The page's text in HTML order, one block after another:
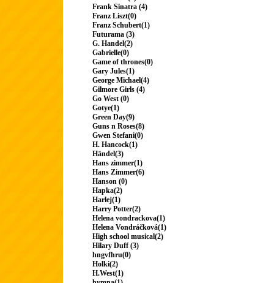
Frank Sinatra (4)
Franz Liszt(0)
Franz Schubert(1)
Futurama (3)
G. Handel(2)
Gabrielle(0)
Game of thrones(0)
Gary Jules(1)
George Michael(4)
Gilmore Girls (4)
Go West (0)
Gotye(1)
Green Day(9)
Guns n Roses(8)
Gwen Stefani(0)
H. Hancock(1)
Händel(3)
Hans zimmer(1)
Hans Zimmer(6)
Hanson (0)
Hapka(2)
Harlej(1)
Harry Potter(2)
Helena vondrackova(1)
Helena Vondráčková(1)
High school musical(2)
Hilary Duff (3)
hngvfhru(0)
Holki(2)
H.West(1)